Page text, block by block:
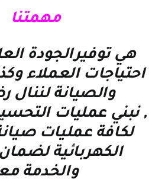
مهمتنا
هي توفيرالجودة
احتياجات العملاء
والصيانة لننال
, نبني عمليات
لكافة عمليات
الكهربائية
والخدمة